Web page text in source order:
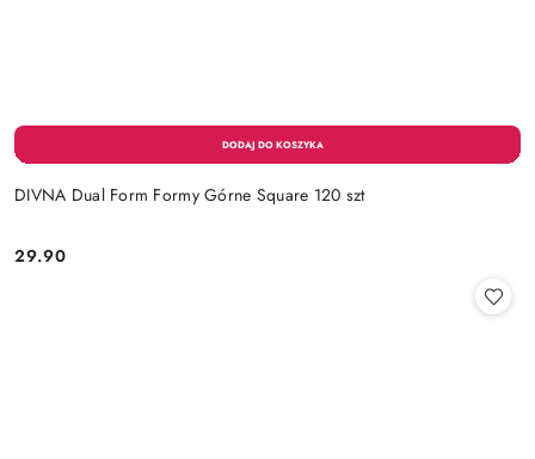
DIVNA Dual Form Formy Górne Square 120 szt
Cena:
29.90